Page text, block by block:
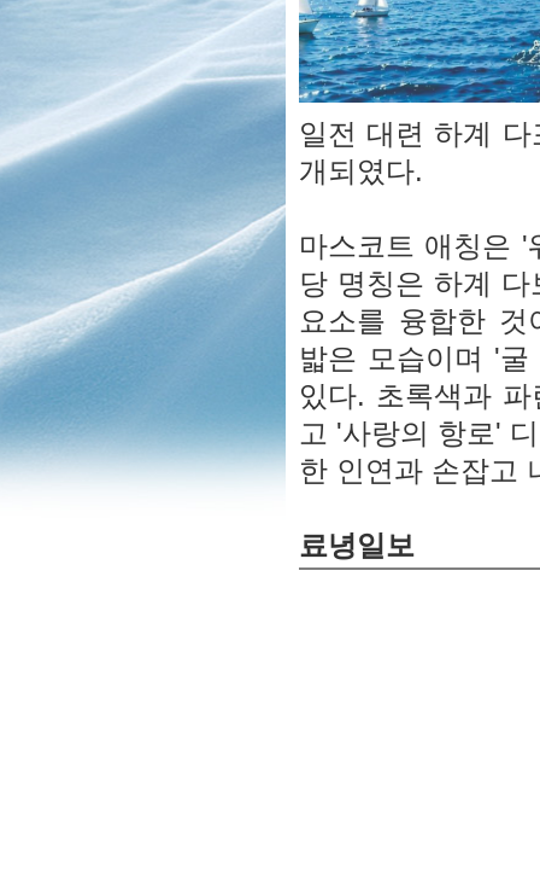
일전 대련 하계
개되였다.
마스코트 애칭은
당 명칭은 하계
요소를 융합한
밟은 모습이며 '
있다. 초록색과
고 '사랑의 항로'
한 인연과 손잡고
료녕일보